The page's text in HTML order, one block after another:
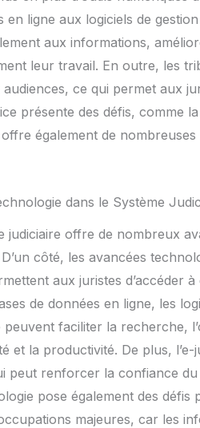
ligne aux logiciels de
aux informations,
leur travail. En outre, les
ce qui permet aux
présente des défis, comme
également de
dans le Système
judiciaire offre de nombreux
côté, les avancées
aux juristes d’accéder
de données en ligne, les
faciliter la recherche,
et la productivité. De plus,
peut renforcer la confiance du
pose également des défis
majeures, car les